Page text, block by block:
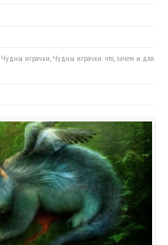
Чудны играчки, Чудны играчки: что, зачем и для